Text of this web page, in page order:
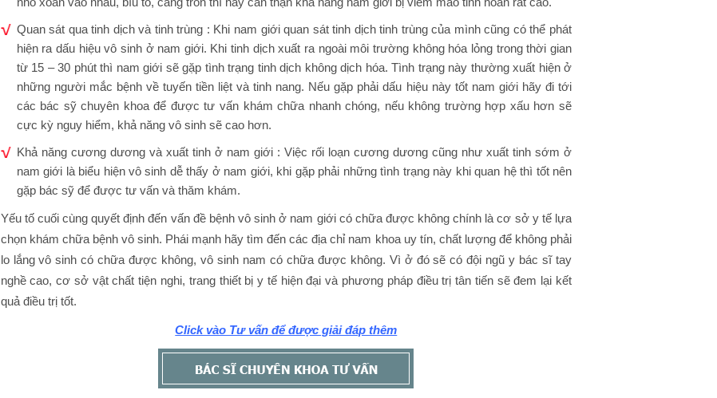
Quan sát qua tinh dịch và tinh trùng : Khi nam giới quan sát tinh dịch tinh trùng của mình cũng có thể phát
hiện ra dấu hiệu vô sinh ở nam giới. Khi tinh dịch xuất ra ngoài môi trường không hóa lỏng trong thời gian
từ 15 – 30 phút thì nam giới sẽ gặp tình trạng tinh dịch không dịch hóa. Tình trạng này thường xuất hiện ở
những người mắc bệnh về tuyến tiền liệt và tinh nang. Nếu gặp phải dấu hiệu này tốt nam giới hãy đi tới
các bác sỹ chuyên khoa để được tư vấn khám chữa nhanh chóng, nếu không trường hợp xấu hơn sẽ
cực kỳ nguy hiểm, khả năng vô sinh sẽ cao hơn.
Khả năng cương dương và xuất tinh ở nam giới : Việc rối loạn cương dương cũng như xuất tinh sớm ở
nam giới là biểu hiện vô sinh dễ thấy ở nam giới, khi gặp phải những tình trạng này khi quan hệ thì tốt nên
gặp bác sỹ để được tư vấn và thăm khám.
Yếu tố cuối cùng quyết định đến vấn đề bệnh vô sinh ở nam giới có chữa được không chính là cơ sở y tế lựa
chọn khám chữa bệnh vô sinh. Phái mạnh hãy tìm đến các địa chỉ nam khoa uy tín, chất lượng để không phải
lo lắng vô sinh có chữa được không, vô sinh nam có chữa được không. Vì ở đó sẽ có đội ngũ y bác sĩ tay
nghề cao, cơ sở vật chất tiện nghi, trang thiết bị y tế hiện đại và phương pháp điều trị tân tiến sẽ đem lại kết
quả điều trị tốt.
Click vào Tư vấn để được giải đáp thêm